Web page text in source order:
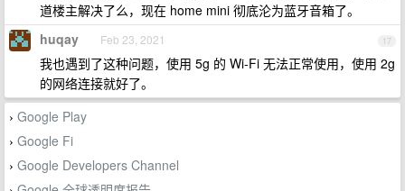
道楼主解决了么，现在 home mini 彻底沦为蓝牙音箱了。
17
huqay Feb 23, 2021
我也遇到了这种问题，使用 5g 的 Wi-Fi 无法正常使用，使用 2g
的网络连接就好了。
› Google Play
› Google Fi
› Google Developers Channel